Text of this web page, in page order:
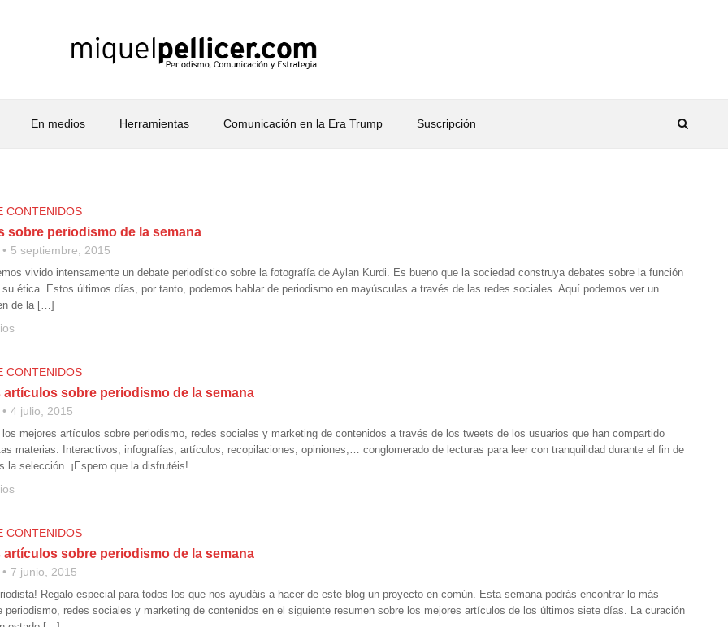
En medios Herramientas Comunicación en la Era Trump Suscripción
CONTENIDOS
sobre periodismo de la semana
5 septiembre, 2015
vivido intensamente un debate periodístico sobre la fotografía de Aylan Kurdi. Es bueno que la sociedad construya debates sobre la función
ética. Estos últimos días, por tanto, podemos hablar de periodismo en mayúsculas a través de las redes sociales. Aquí podemos ver un
de la […]
CONTENIDOS
artículos sobre periodismo de la semana
4 julio, 2015
los mejores artículos sobre periodismo, redes sociales y marketing de contenidos a través de los tweets de los usuarios que han compartido
materias. Interactivos, infografías, artículos, recopilaciones, opiniones,… conglomerado de lecturas para leer con tranquilidad durante el fin de
la selección. ¡Espero que la disfrutéis!
CONTENIDOS
artículos sobre periodismo de la semana
7 junio, 2015
Regalo especial para todos los que nos ayudáis a hacer de este blog un proyecto en común. Esta semana podrás encontrar lo más
periodismo, redes sociales y marketing de contenidos en el siguiente resumen sobre los mejores artículos de los últimos siete días. La curación